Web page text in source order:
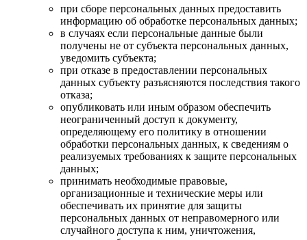
при сборе персональных данных предоставить
информацию об обработке персональных данных;
в случаях если персональные данные были
получены не от субъекта персональных данных,
уведомить субъекта;
при отказе в предоставлении персональных
данных субъекту разъясняются последствия такого
отказа;
опубликовать или иным образом обеспечить
неограниченный доступ к документу,
определяющему его политику в отношении
обработки персональных данных, к сведениям о
реализуемых требованиях к защите персональных
данных;
принимать необходимые правовые,
организационные и технические меры или
обеспечивать их принятие для защиты
персональных данных от неправомерного или
случайного доступа к ним, уничтожения,